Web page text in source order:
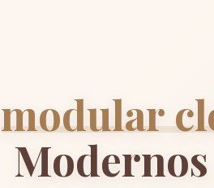
modular
Modernos